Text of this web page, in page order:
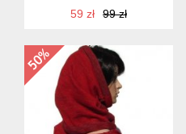
59 zł
99 zł